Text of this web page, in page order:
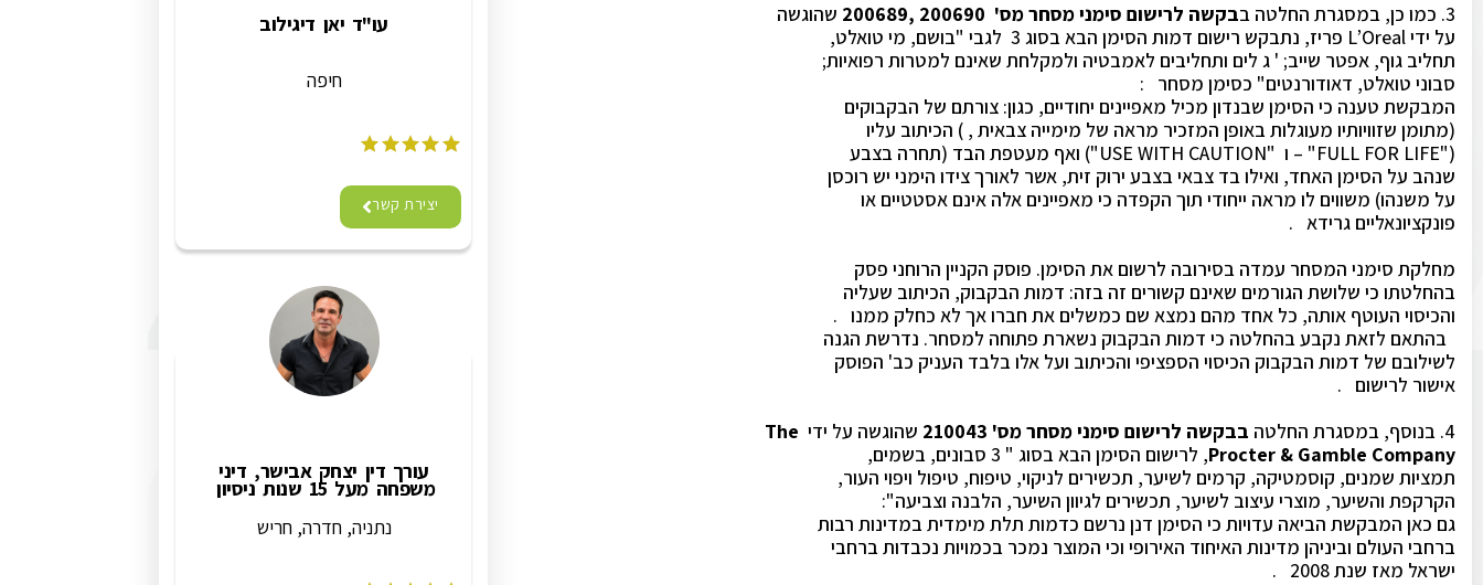
3. כמו כן, במסגרת החלטה ב
בקשה לרישום סימני מסחר מס' 200690 ,200689
שהוגשה
על ידי L’Oreal פריז, נתבקש רישום דמות הסימן הבא בסוג 3 לגבי "בושם, מי טואלט,
תחליב גוף, אפטר שייב; ' ג לים ותחליבים לאמבטיה ולמקלחת שאינם למטרות רפואיות;
סבוני טואלט, דאודורנטים" כסימן מסחר :
המבקשת טענה כי הסימן שבנדון מכיל מאפיינים יחודיים, כגון: צורתם של הבקבוקים
(מתומן שזוויותיו מעוגלות באופן המזכיר מראה של מימייה צבאית , ) הכיתוב עליו
("FULL FOR LIFE" – ו "USE WITH CAUTION") ואף מעטפת הבד (תחרה בצבע
שנהב על הסימן האחד, ואילו בד צבאי בצבע ירוק זית, אשר לאורך צידו הימני יש רוכסן
על משנהו) משווים לו מראה ייחודי תוך הקפדה כי מאפיינים אלה אינם אסטטיים או
פונקציונאליים גרידא .
מחלקת סימני המסחר עמדה בסירובה לרשום את הסימן. פוסק הקניין הרוחני פסק
בהחלטתו כי שלושת הגורמים שאינם קשורים זה בזה: דמות הבקבוק, הכיתוב שעליה
והכיסוי העוטף אותה, כל אחד מהם נמצא שם כמשלים את חברו אך לא כחלק ממנו .
בהתאם לזאת נקבע בהחלטה כי דמות הבקבוק נשארת פתוחה למסחר. נדרשת הגנה
לשילובם של דמות הבקבוק הכיסוי הספציפי והכיתוב ועל אלו בלבד העניק כב' הפוסק
אישור לרישום .
4. בנוסף, במסגרת החלטה
בבקשה לרישום סימני מסחר מס' 210043 שהוגשה על ידי The
Procter & Gamble Company, לרישום הסימן הבא בסוג " 3 סבונים, בשמים,
תמציות שמנים, קוסמטיקה, קרמים לשיער, תכשירים לניקוי, טיפוח, טיפול ויפוי העור,
הקרקפת והשיער, מוצרי עיצוב לשיער, תכשירים לגיוון השיער, הלבנה וצביעה":
גם כאן המבקשת הביאה עדויות כי הסימן דנן נרשם כדמות תלת מימדית במדינות רבות
ברחבי העולם וביניהן מדינות האיחוד האירופי וכי המוצר נמכר בכמויות נכבדות ברחבי
ישראל מאז שנת 2008 .
עו"ד יאן דיגילוב
חיפה
יצירת קשר
עורך דין יצחק אבישר, דיני
משפחה מעל 15 שנות ניסיון
נתניה, חדרה, חריש